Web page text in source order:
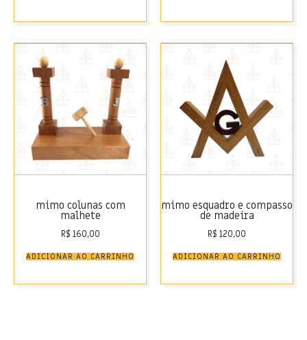
mimo colunas com
malhete
R$ 160,00
ADICIONAR AO CARRINHO
mimo esquadro e compasso
de madeira
R$ 120,00
ADICIONAR AO CARRINHO